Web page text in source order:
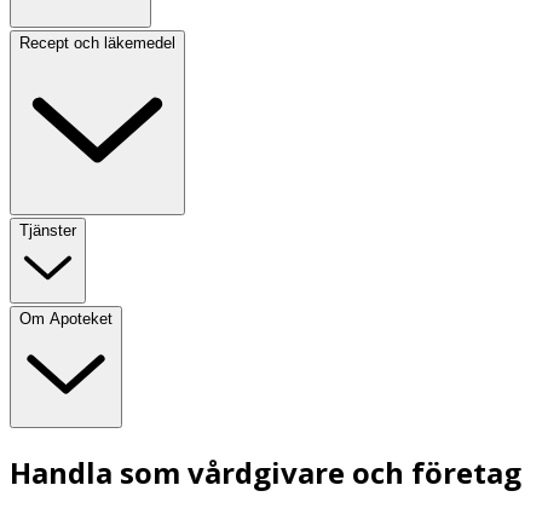
Recept och läkemedel
Tjänster
Om Apoteket
Handla som vårdgivare och företag